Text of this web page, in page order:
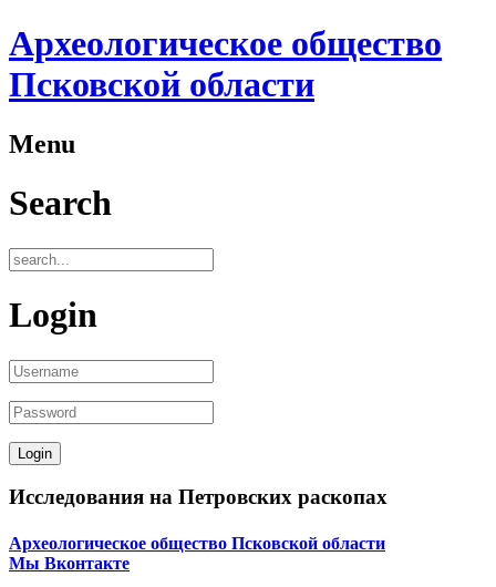
Археологическое общество
Псковской области
Menu
Search
Login
Исследования на Петровских раскопах
Археологическое общество Псковской области
Мы Вконтакте